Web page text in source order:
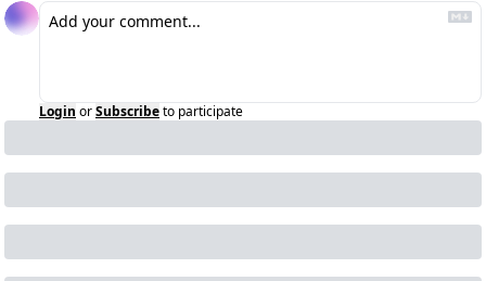
Login orSubscribeto participate